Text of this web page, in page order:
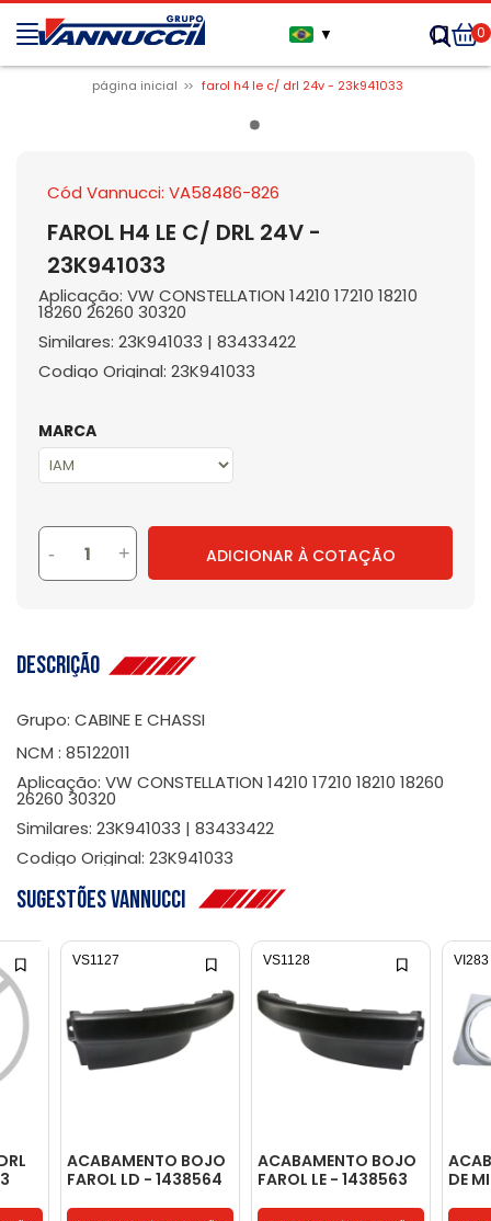
▼ 0
página inicial farol h4 le c/ drl 24v - 23k941033
Cód Vannucci: VA58486-826
FAROL H4 LE C/ DRL 24V -
23K941033
Aplicação: VW CONSTELLATION 14210 17210 18210
18260 26260 30320
Similares: 23K941033 | 83433422
Codigo Original: 23K941033
MARCA
- + ADICIONAR À COTAÇÃO
Descrição
Grupo: CABINE E CHASSI
NCM : 85122011
Aplicação: VW CONSTELLATION 14210 17210 18210 18260
26260 30320
Similares: 23K941033 | 83433422
Codigo Original: 23K941033
Sugestões Vannucci
ACABAMENTO BOJO
FAROL LD - 1438564
VS1127
ACABAMENTO BOJO
FAROL LE - 1438563
VS1128
DE
VI283